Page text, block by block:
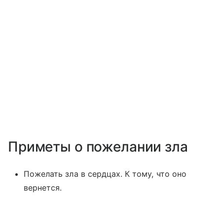
Приметы о пожелании зла
Пожелать зла в сердцах. К тому, что оно
вернется.